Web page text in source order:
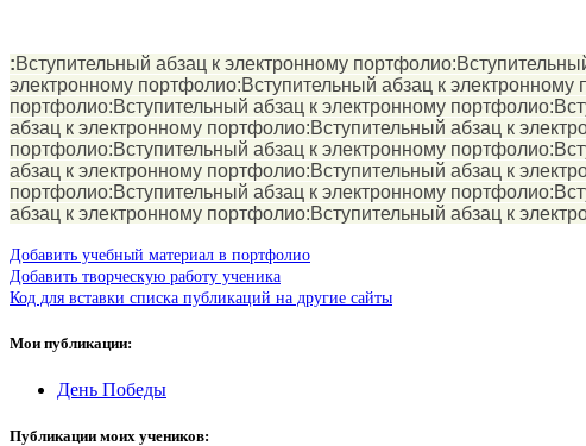
:Вступительный абзац к электронному
электронному портфолио:Вступительный абзац к
портфолио:Вступительный абзац к электронному
абзац к электронному портфолио:Вступительный абзац к
портфолио:Вступительный абзац к электронному
абзац к электронному портфолио:Вступительный абзац к
портфолио:Вступительный абзац к электронному
абзац к электронному портфолио:Вступительный абзац к
Добавить учебный материал в портфолио
Добавить творческую работу ученика
Код для вставки списка публикаций на другие сайты
Мои публикации:
День Победы
Публикации моих учеников: